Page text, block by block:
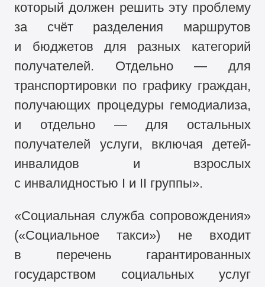
который должен решить эту проблему
за счёт разделения маршрутов
и бюджетов для разных категорий
получателей. Отдельно — для
транспортировки по графику граждан,
получающих процедуры гемодиализа,
и отдельно — для остальных
получателей услуги, включая детей-
инвалидов и взрослых
с инвалидностью I и II группы».
«Социальная служба сопровождения»
(«Социальное такси») не входит
в перечень гарантированных
государством социальных услуг